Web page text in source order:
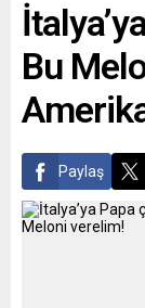
Bu
Paylaş